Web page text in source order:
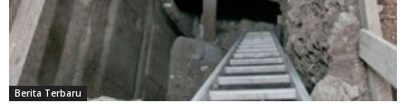
Berita Terbaru